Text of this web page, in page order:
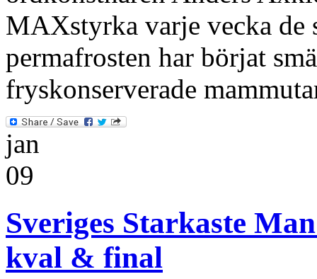
MAXstyrka varje vecka de
permafrosten har börjat
fryskonserverade
jan
09
Sveriges Starkaste
kval & final